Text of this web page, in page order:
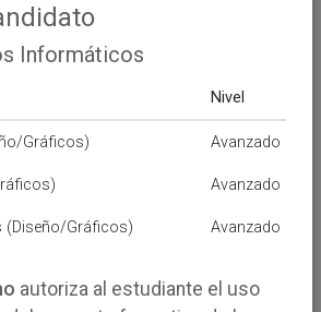
máster
industrial e
máster
en
industrial y
interuniversitario
Dtie master
Máster
Informáticos
Nivel
Gráficos) Avanzado
Avanzado
(Diseño/Gráficos) Avanzado
autoriza al estudiante el uso